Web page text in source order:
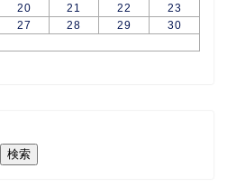
20 21 22
23
27 28 29
30
検索